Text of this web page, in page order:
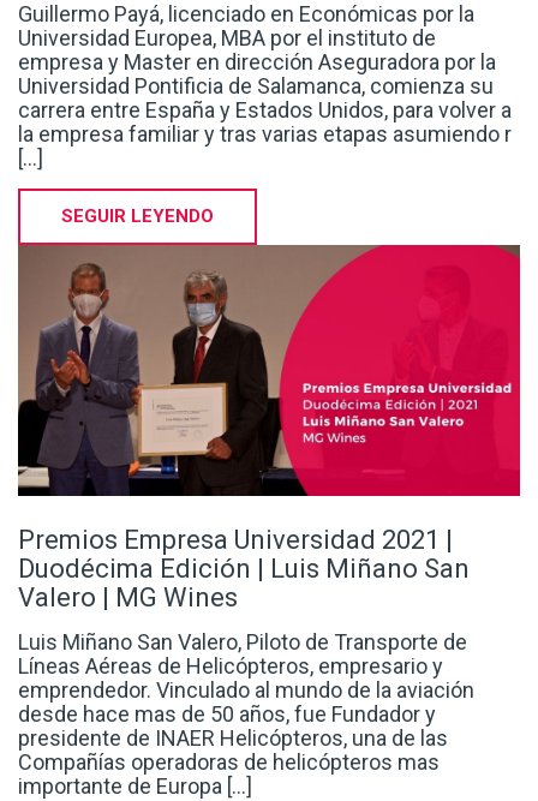
Guillermo Payá, licenciado en Económicas por la
Universidad Europea, MBA por el instituto de
empresa y Master en dirección Aseguradora por la
Universidad Pontificia de Salamanca, comienza su
carrera entre España y Estados Unidos, para volver a
la empresa familiar y tras varias etapas asumiendo r
[...]
SEGUIR LEYENDO
Premios Empresa Universidad 2021 |
Duodécima Edición | Luis Miñano San
Valero | MG Wines
Luis Miñano San Valero, Piloto de Transporte de
Líneas Aéreas de Helicópteros, empresario y
emprendedor. Vinculado al mundo de la aviación
desde hace mas de 50 años, fue Fundador y
presidente de INAER Helicópteros, una de las
Compañías operadoras de helicópteros mas
importante de Europa [...]